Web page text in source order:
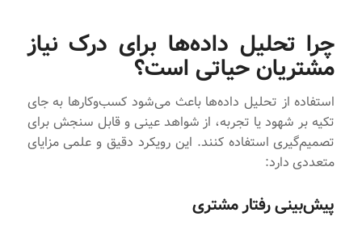
چرا تحلیل داده‌ها برای درک نیاز
مشتریان حیاتی است؟
استفاده از تحلیل داده‌ها باعث می‌شود کسب‌وکارها به جای
تکیه بر شهود یا تجربه، از شواهد عینی و قابل سنجش برای
تصمیم‌گیری استفاده کنند. این رویکرد دقیق و علمی مزایای
متعددی دارد:
پیش‌بینی رفتار مشتری